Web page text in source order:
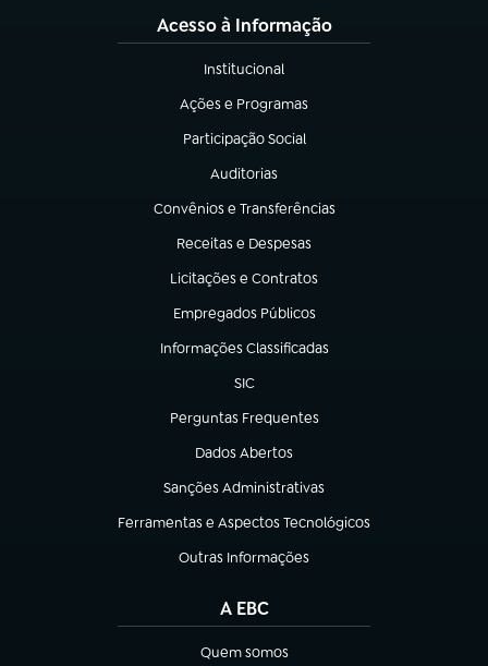
Acesso à Informação
Institucional
(abre em nova aba)
Ações e Programas
(abre em nova aba)
Participação Social
(abre em nova aba)
Auditorias
(abre em nova aba)
Convênios e Transferências
(abre em nova aba)
Receitas e Despesas
(abre em nova aba)
Licitações e Contratos
(abre em nova aba)
Empregados Públicos
(abre em nova aba)
Informações Classificadas
(abre em nova aba)
SIC
(abre em nova aba)
Perguntas Frequentes
(abre em nova aba)
Dados Abertos
(abre em nova aba)
Sanções Administrativas
(abre em nova aba)
Ferramentas e Aspectos Tecnológicos
(abre em nova aba)
Outras Informações
(abre em nova aba)
A EBC
Quem somos
(abre em nova aba)